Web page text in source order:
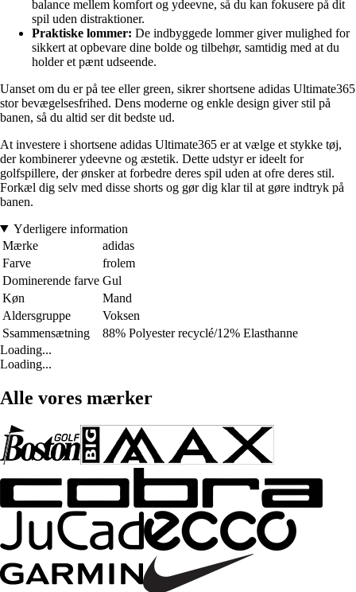
balance mellem komfort og ydeevne, så du kan fokusere på dit
spil uden distraktioner.
Praktiske lommer: De indbyggede lommer giver mulighed for
sikkert at opbevare dine bolde og tilbehør, samtidig med at du
holder et pænt udseende.
Uanset om du er på tee eller green, sikrer shortsene adidas Ultimate365
stor bevægelsesfrihed. Dens moderne og enkle design giver stil på
banen, så du altid ser dit bedste ud.
At investere i shortsene adidas Ultimate365 er at vælge et stykke tøj,
der kombinerer ydeevne og æstetik. Dette udstyr er ideelt for
golfspillere, der ønsker at forbedre deres spil uden at ofre deres stil.
Forkæl dig selv med disse shorts og gør dig klar til at gøre indtryk på
banen.
Yderligere information
Mærke
adidas
Farve
frolem
Dominerende farve Gul
Køn
Mand
Aldersgruppe
Voksen
Ssammensætning
88% Polyester recyclé/12% Elasthanne
Loading...
Loading...
Alle vores mærker